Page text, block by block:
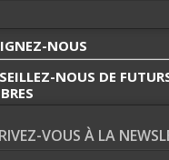
NOUS
NOUS DE
VOUS À LA